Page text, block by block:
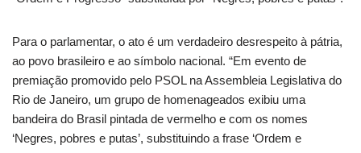
Para o parlamentar, o ato é um verdadeiro desrespeito à pátria,
ao povo brasileiro e ao símbolo nacional. “Em evento de
premiação promovido pelo PSOL na Assembleia Legislativa do
Rio de Janeiro, um grupo de homenageados exibiu uma
bandeira do Brasil pintada de vermelho e com os nomes
‘Negres, pobres e putas’, substituindo a frase ‘Ordem e